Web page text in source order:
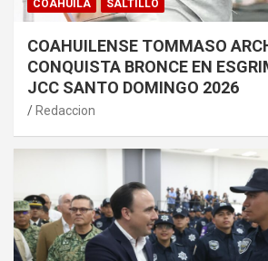
COAHUILA SALTILLO
COAHUILENSE TOMMASO
CONQUISTA BRONCE EN
JCC SANTO DOMINGO 2026
Redaccion